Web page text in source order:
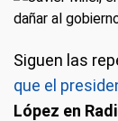
Siguen las
que el
López en